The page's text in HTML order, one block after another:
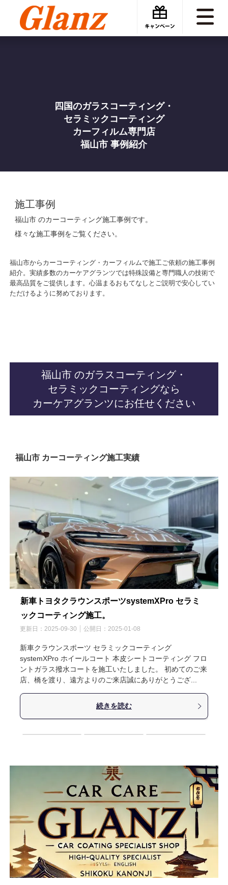
カーケアグランツ 福山市コーティング・カーフィルム
四国のガラスコーティング・
セラミックコーティング
カーフィルム専門店
福山市 事例紹介
施工事例
福山市 のカーコーティング施工事例です。
様々な施工事例をご覧ください。
福山市からカーコーティング・カーフィルムで施工ご依頼の施工事例
紹介。実績多数のカーケアグランツでは特殊設備と専門職人の技術で
最高品質をご提供します。心温まるおもてなしとご説明で安心してい
ただけるように努めております。
福山市 のガラスコーティング・
セラミックコーティングなら
カーケアグランツにお任せください
福山市 カーコーティング施工実績
新車トヨタクラウンスポーツsystemXPro セラミ
ックコーティング施工。
更新日： 2025-09-30 公開日： 2025-01-08
新車クラウンスポーツ セラミックコーティング
systemXPro ホイールコート 本皮シートコーティング フロ
ントガラス撥水コートを施工いたしました。 初めてのご来
店、橋を渡り、遠方よりのご来店誠にありがとうござ...
続きを読む